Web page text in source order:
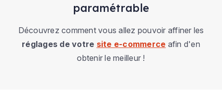
paramétrable
Découvrez comment vous allez pouvoir affiner les
réglages de votre site e-commerce afin d'en
obtenir le meilleur !